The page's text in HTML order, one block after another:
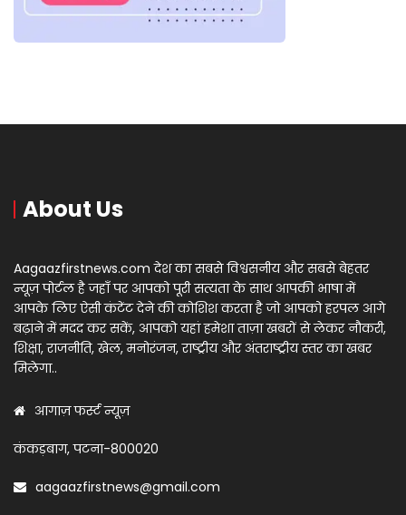
About Us
Aagaazfirstnews.com देश का सबसे विश्वसनीय और सबसे बेहतर
न्यूज़ पोर्टल है जहाँ पर आपको पूरी सत्यता के साथ आपकी भाषा में
आपके लिए ऐसी कंटेंट देने की कोशिश करता है जो आपको हरपल आगे
बढ़ाने में मदद कर सकें, आपको यहां हमेशा ताज़ा खबरों से लेकर नौकरी,
शिक्षा, राजनीति, खेल, मनोरंजन, राष्ट्रीय और अंतराष्ट्रीय स्तर का खबर
मिलेगा..
आगाज़ फर्स्ट न्यूज़
कंकड़बाग, पटना-800020
aagaazfirstnews@gmail.com